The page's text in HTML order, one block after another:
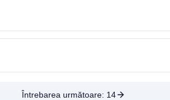
Întrebarea următoare: 14